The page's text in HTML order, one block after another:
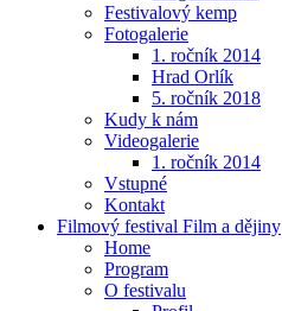
Festivalový kemp
Fotogalerie
1. ročník 2014
Hrad Orlík
5. ročník 2018
Kudy k nám
Videogalerie
1. ročník 2014
Vstupné
Kontakt
Filmový festival Film a dějiny
Home
Program
O festivalu